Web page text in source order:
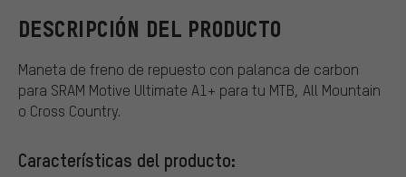
DESCRIPCIÓN DEL PRODUCTO
Maneta de freno de repuesto con palanca de carbon
para SRAM Motive Ultimate A1+ para tu MTB, All Mountain
o Cross Country.
Características del producto: